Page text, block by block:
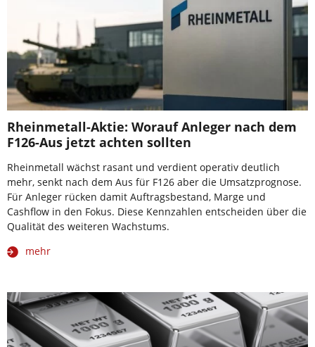
Rheinmetall-Aktie: Worauf Anleger nach dem
F126-Aus jetzt achten sollten
Rheinmetall wächst rasant und verdient operativ deutlich
mehr, senkt nach dem Aus für F126 aber die Umsatzprognose.
Für Anleger rücken damit Auftragsbestand, Marge und
Cashflow in den Fokus. Diese Kennzahlen entscheiden über die
Qualität des weiteren Wachstums.
mehr